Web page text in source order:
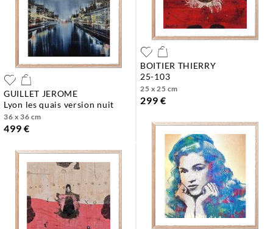
GUILLET JEROME
lyon les quais version nuit
36 x 36 cm
499 €
BOITIER THIERRY
25-103
25 x 25 cm
299 €